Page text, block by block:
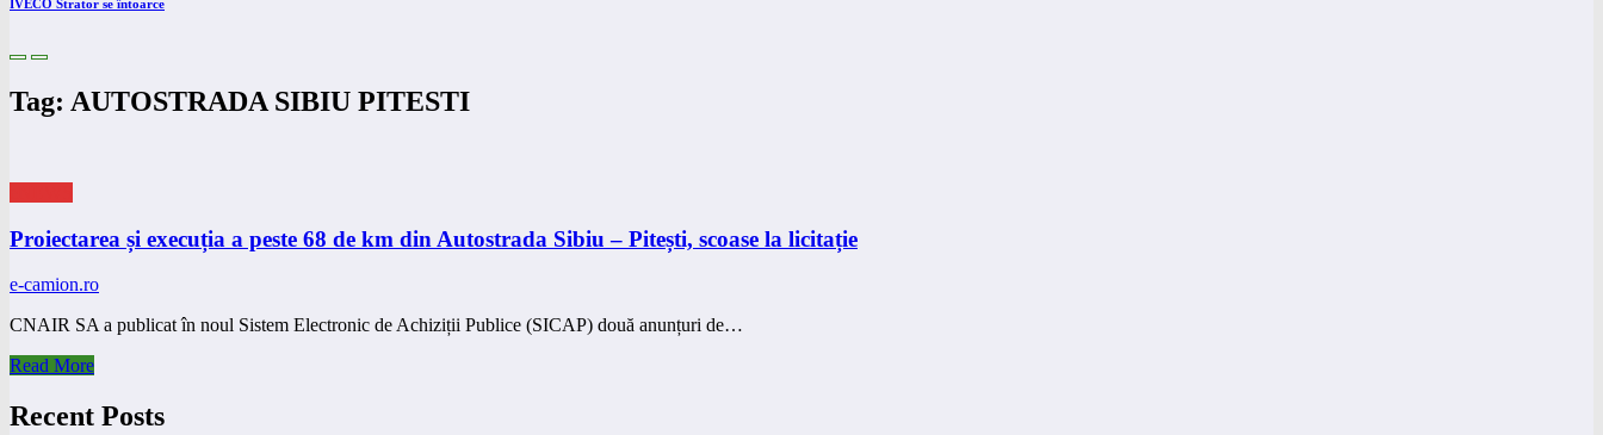
IVECO Strator se întoarce
Tag: AUTOSTRADA SIBIU PITESTI
Proiectarea și execuția a peste 68 de km din Autostrada Sibiu – Pitești, scoase la licitație
e-camion.ro
CNAIR SA a publicat în noul Sistem Electronic de Achiziții Publice (SICAP) două anunțuri de…
Read More
Recent Posts